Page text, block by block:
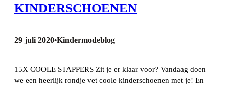
KINDERSCHOENEN
29 juli 2020•Kindermodeblog
15X COOLE STAPPERS Zit je er klaar voor? Vandaag doen
we een heerlijk rondje vet coole kinderschoenen met je! En